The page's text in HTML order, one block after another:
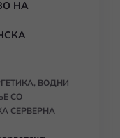
НА
ВОДНИ
СО
СЕРВЕРНА